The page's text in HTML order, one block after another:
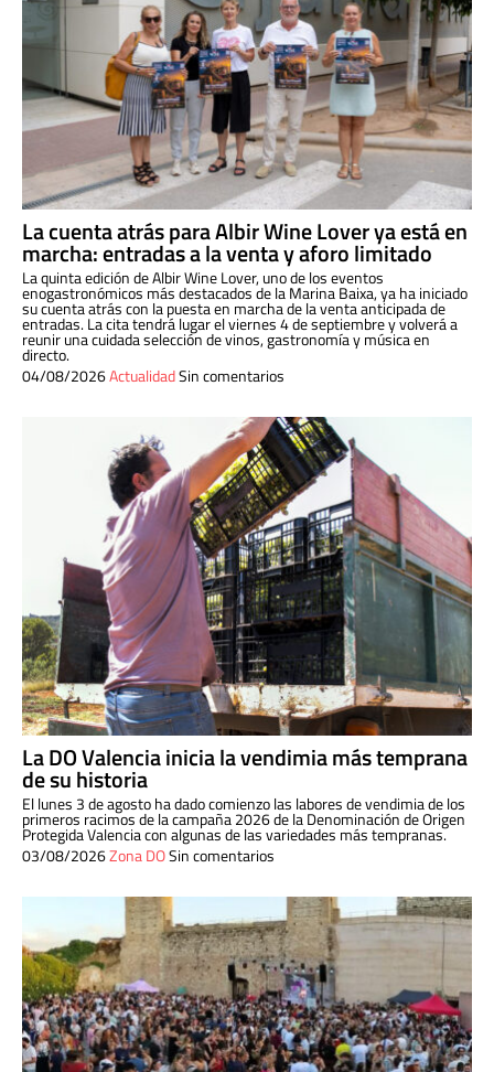
La cuenta atrás para Albir Wine Lover ya está en
marcha: entradas a la venta y aforo limitado
La quinta edición de Albir Wine Lover, uno de los eventos
enogastronómicos más destacados de la Marina Baixa, ya ha iniciado
su cuenta atrás con la puesta en marcha de la venta anticipada de
entradas. La cita tendrá lugar el viernes 4 de septiembre y volverá a
reunir una cuidada selección de vinos, gastronomía y música en
directo.
04/08/2026ActualidadSin comentarios
La DO Valencia inicia la vendimia más temprana
de su historia
El lunes 3 de agosto ha dado comienzo las labores de vendimia de los
primeros racimos de la campaña 2026 de la Denominación de Origen
Protegida Valencia con algunas de las variedades más tempranas.
03/08/2026Zona DOSin comentarios